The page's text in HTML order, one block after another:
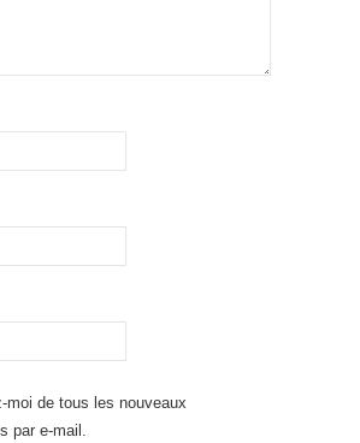
moi de tous les nouveaux
par e-mail.